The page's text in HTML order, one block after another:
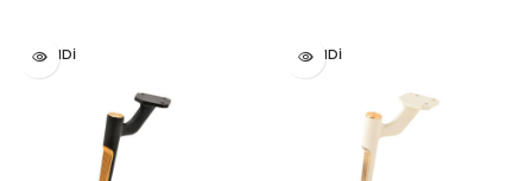
TÜKENDI TÜKENDI